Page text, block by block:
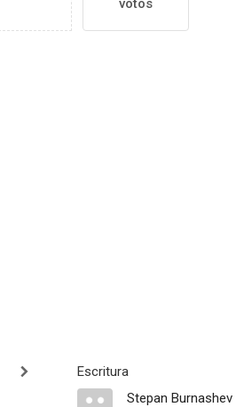
votos
Escritura
Stepan Burnashev